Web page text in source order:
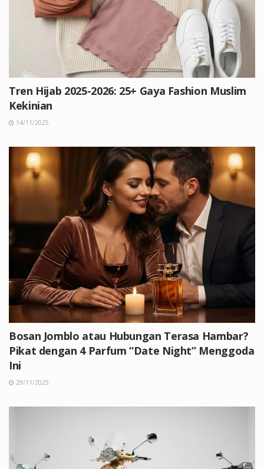
Tren Hijab 2025-2026: 25+ Gaya Fashion Muslim
Kekinian
14/11/2025
Bosan Jomblo atau Hubungan Terasa Hambar?
Pikat dengan 4 Parfum “Date Night” Menggoda
Ini
29/11/2025